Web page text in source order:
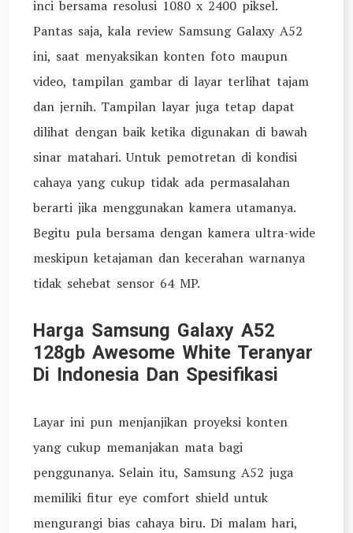
inci bersama resolusi 1080 x 2400 piksel.
Pantas saja, kala review Samsung Galaxy A52
ini, saat menyaksikan konten foto maupun
video, tampilan gambar di layar terlihat tajam
dan jernih. Tampilan layar juga tetap dapat
dilihat dengan baik ketika digunakan di bawah
sinar matahari. Untuk pemotretan di kondisi
cahaya yang cukup tidak ada permasalahan
berarti jika menggunakan kamera utamanya.
Begitu pula bersama dengan kamera ultra-wide
meskipun ketajaman dan kecerahan warnanya
tidak sehebat sensor 64 MP.
Harga Samsung Galaxy A52
128gb Awesome White Teranyar
Di Indonesia Dan Spesifikasi
Layar ini pun menjanjikan proyeksi konten
yang cukup memanjakan mata bagi
penggunanya. Selain itu, Samsung A52 juga
memiliki fitur eye comfort shield untuk
mengurangi bias cahaya biru. Di malam hari,